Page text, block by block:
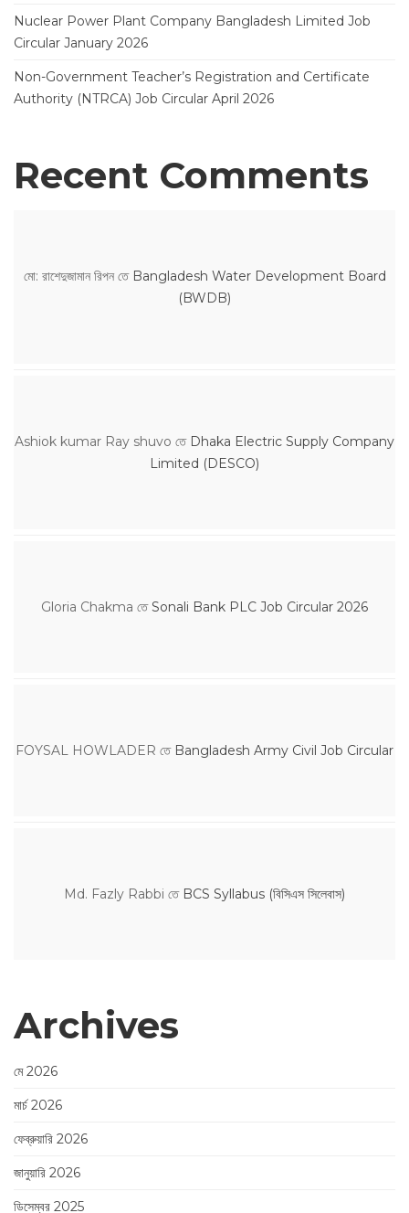
Nuclear Power Plant Company Bangladesh Limited Job
Circular January 2026
Non-Government Teacher’s Registration and Certificate
Authority (NTRCA) Job Circular April 2026
Recent Comments
মো: রাশেদুজামান রিপনতে Bangladesh Water Development Board
(BWDB)
Ashiok kumar Ray shuvo তে Dhaka Electric Supply Company
Limited (DESCO)
Gloria Chakma তেSonali Bank PLC Job Circular 2026
FOYSAL HOWLADER তে Bangladesh Army Civil Job Circular
Md. Fazly Rabbi তে BCS Syllabus (বিসিএস সিলেবাস)
Archives
মে 2026
মার্চ 2026
ফেব্রুয়ারি 2026
জানুয়ারি 2026
ডিসেম্বর 2025